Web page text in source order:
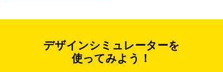
デザインシミュレーターを
使ってみよう！